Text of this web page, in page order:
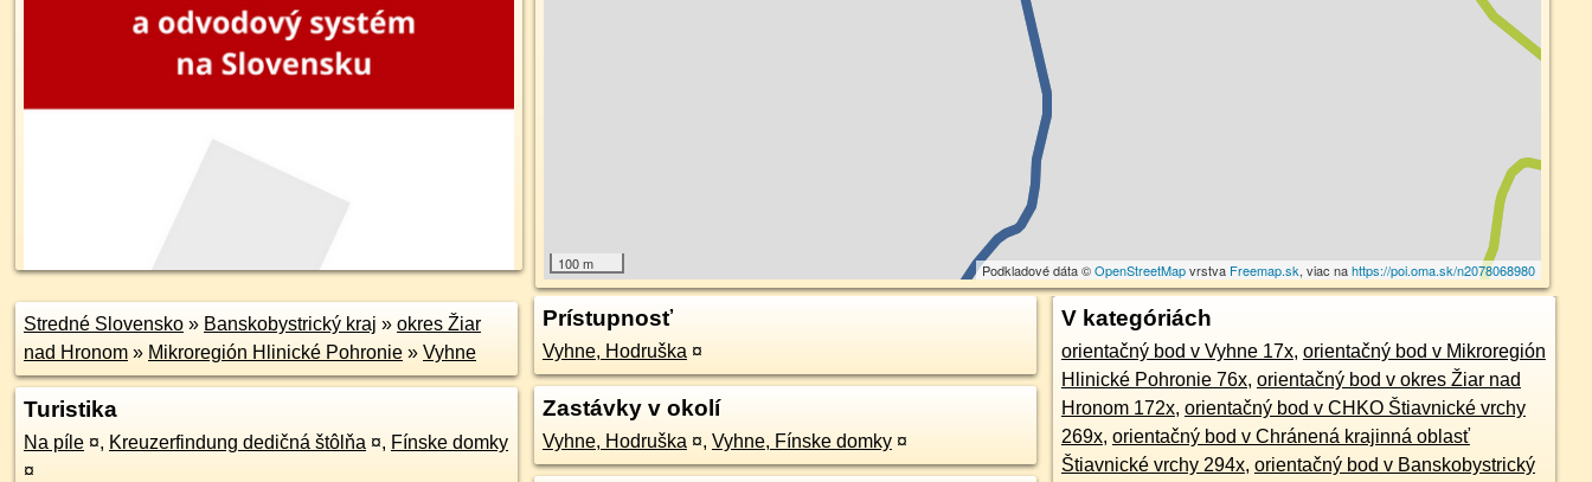
100 m Podkladové dáta ©OpenStreetMapvrstva Freemap.sk, viac nahttps://poi.oma.sk/n2078068980
Stredné Slovensko » Banskobystrický kraj » okres Žiar
nad Hronom » Mikroregión Hlinické Pohronie » Vyhne
Turistika
Na píle ¤, Kreuzerfindung dedičná štôlňa ¤, Fínske domky
¤
Prístupnosť
Vyhne, Hodruška ¤
Zastávky v okolí
Vyhne, Hodruška ¤, Vyhne, Fínske domky ¤
V kategóriách
orientačný bod v Vyhne 17x, orientačný bod v Mikroregión
Hlinické Pohronie 76x, orientačný bod v okres Žiar nad
Hronom 172x, orientačný bod v CHKO Štiavnické vrchy
269x, orientačný bod v Chránená krajinná oblasť
Štiavnické vrchy 294x, orientačný bod v Banskobystrický